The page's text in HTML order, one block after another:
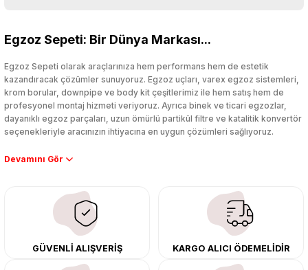
Egzoz Sepeti: Bir Dünya Markası...
Egzoz Sepeti olarak araçlarınıza hem performans hem de estetik
kazandıracak çözümler sunuyoruz. Egzoz uçları, varex egzoz sistemleri,
krom borular, downpipe ve body kit çeşitlerimiz ile hem satış hem de
profesyonel montaj hizmeti veriyoruz. Ayrıca binek ve ticari egzozlar,
dayanıklı egzoz parçaları, uzun ömürlü partikül filtre ve katalitik konvertör
seçenekleriyle aracınızın ihtiyacına en uygun çözümleri sağlıyoruz.
Performans artışı isteyen sürücüler için özel performans egzozları ve
çıkma orijinal ürünler ile yenileyebilir, body kit uygulamalarıyla aracınızın
tasarımını ve aerodinamisini üst seviyeye taşıyabilirsiniz.
Tüm ürünlerimiz orijinal, dayanıklı ve uzun ömürlüdür. İstanbul’daki montaj
merkezimizde profesyonel montaj yapıyor, Türkiye’nin her yerine güvenli
kargo ile teslimat gerçekleştiriyoruz. Aracınıza değer katmak için doğru
GÜVENLİ ALIŞVERİŞ KARGO ALICI ÖDEMELİDİR